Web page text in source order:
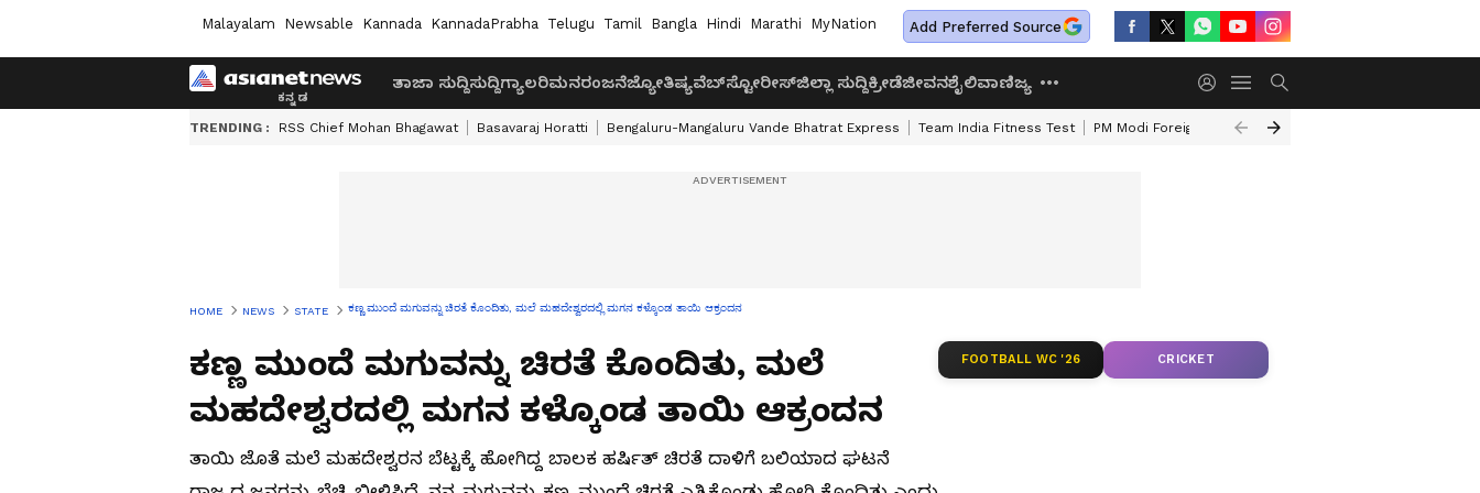
Malayalam Newsable Kannada KannadaPrabha Telugu Tamil Bangla Hindi Marathi MyNation Add Preferred Source
ತಾಜಾ ಸುದ್ದಿಸುದ್ದಿಗ್ಯಾಲರಿಮನರಂಜನೆಜ್ಯೋತಿಷ್ಯವೆಬ್‌ಸ್ಟೋರೀಸ್ಜಿಲ್ಲಾ ಸುದ್ದಿಕ್ರೀಡೆಜೀವನಶೈಲಿವಾಣಿಜ್ಯ
TRENDING : RSS Chief Mohan Bhagawat Basavaraj Horatti Bengaluru-Mangaluru Vande Bhatrat Express Team India Fitness Test PM Modi Foreign Travel Expenditure
HOME NEWS STATE ಕಣ್ಣ ಮುಂದೆ ಮಗುವನ್ನು ಚಿರತೆ ಕೊಂದಿತು, ಮಲೆ ಮಹದೇಶ್ವರದಲ್ಲಿ ಮಗನ ಕಳ್ಕೊಂಡ ತಾಯಿ ಆಕ್ರಂದನ
ಕಣ್ಣ ಮುಂದೆ ಮಗುವನ್ನು ಚಿರತೆ ಕೊಂದಿತು, ಮಲೆ
ಮಹದೇಶ್ವರದಲ್ಲಿ ಮಗನ ಕಳ್ಕೊಂಡ ತಾಯಿ ಆಕ್ರಂದನ
ತಾಯಿ ಜೊತೆ ಮಲೆ ಮಹದೇಶ್ವರನ ಬೆಟ್ಟಕ್ಕೆ ಹೋಗಿದ್ದ ಬಾಲಕ ಹರ್ಷಿತ್ ಚಿರತೆ ದಾಳಿಗೆ ಬಲಿಯಾದ ಘಟನೆ
FOOTBALL WC '26 CRICKET